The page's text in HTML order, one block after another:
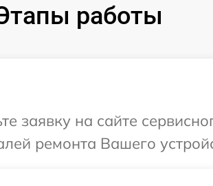
работы
заявку на сайте
ремонта Вашего